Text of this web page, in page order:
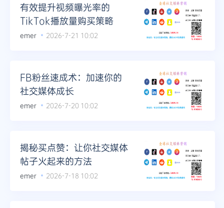
有效提升视频曝光率的
TikTok播放量购买策略
emer 2026-7-21 10:02
FB粉丝速成术：加速你的
社交媒体成长
emer 2026-7-20 10:02
揭秘买点赞：让你社交媒体
帖子火起来的方法
emer 2026-7-18 10:02